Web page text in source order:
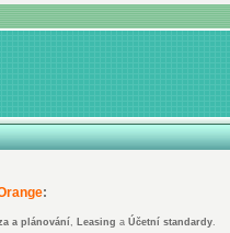
:
a plánování, Leasing a Účetní standardy.